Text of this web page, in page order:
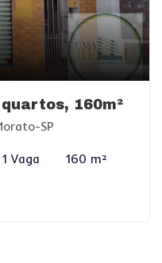
160m²
SP
1 Vaga 160 m²